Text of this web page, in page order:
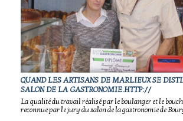
QUAND LES ARTISANS DE MARLIEUX SE
SALON DE LA GASTRONOMIE.HTTP://
La qualité du travail réalisé par le boulanger et le
reconnue par le jury du salon de la gastronomie de